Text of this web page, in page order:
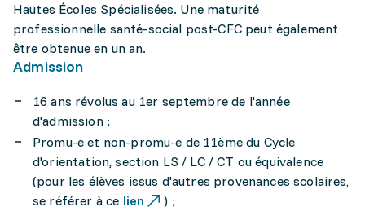
Hautes Écoles Spécialisées. Une maturité
professionnelle santé-social post-CFC peut également
être obtenue en un an.
Admission
16 ans révolus au 1er septembre de l'année
d'admission ;
Promu-e et non-promu-e de 11ème du Cycle
d'orientation, section LS / LC / CT ou équivalence
(pour les élèves issus d'autres provenances scolaires,
se référer à ce lien ) ;